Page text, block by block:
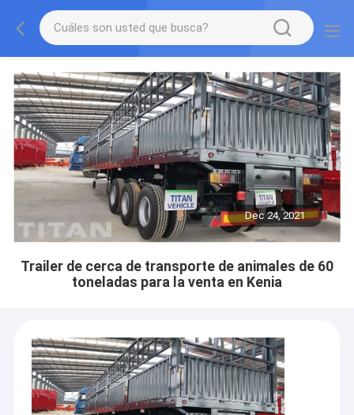
Dec 24, 2021
Trailer de cerca de transporte de animales de 60
toneladas para la venta en Kenia